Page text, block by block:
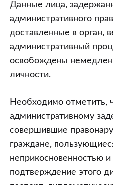
Данные лица,
административного
доставленные в орган,
административный
освобождены
личности.
Необходимо отметить,
административному
совершившие
граждане,
неприкосновенностью
подтверждение этого